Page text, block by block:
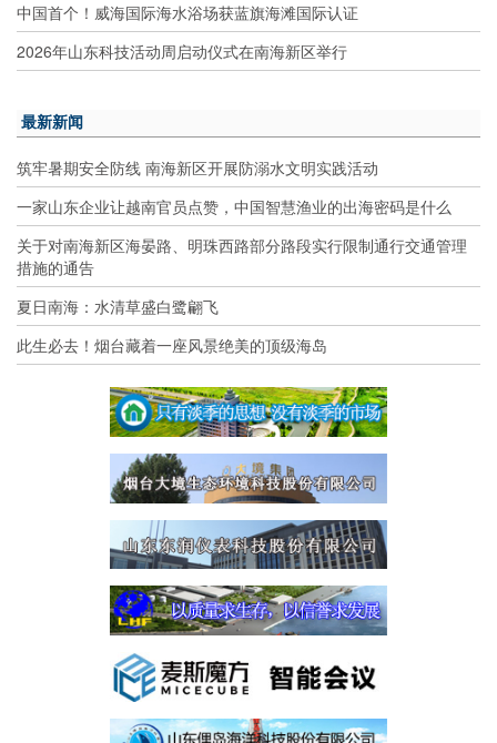
中国首个！威海国际海水浴场获蓝旗海滩国际认证
2026年山东科技活动周启动仪式在南海新区举行
最新新闻
筑牢暑期安全防线 南海新区开展防溺水文明实践活动
一家山东企业让越南官员点赞，中国智慧渔业的出海密码是什么
关于对南海新区海晏路、明珠西路部分路段实行限制通行交通管理
措施的通告
夏日南海：水清草盛白鹭翩飞
此生必去！烟台藏着一座风景绝美的顶级海岛